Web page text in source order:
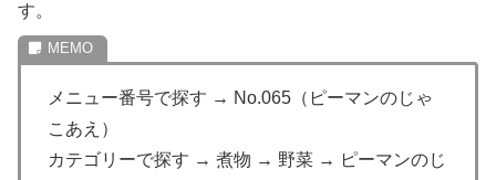
す。
メニュー番号で探す → No.065（ピーマンのじゃ
こあえ）
カテゴリーで探す → 煮物 → 野菜 → ピーマンのじ